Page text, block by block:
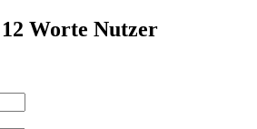
Worte Nutzer